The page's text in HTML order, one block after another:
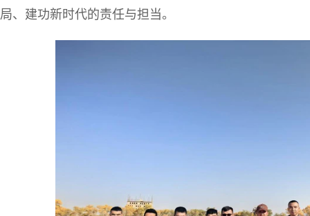
局、建功新时代的责任与担当。